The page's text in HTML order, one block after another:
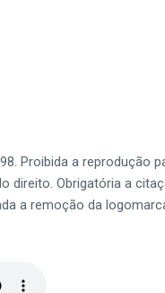
Proibida a reprodução
direito. Obrigatória a
a remoção da